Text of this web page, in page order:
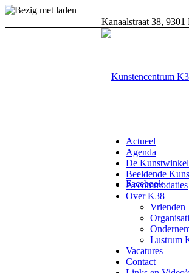
Kanaalstraat 38,
Facebook
Actueel
Agenda
De Kunstwinkel
Beeldende
Accommodaties
Over K38
Vrienden
Lustrum
Vacatures
Contact